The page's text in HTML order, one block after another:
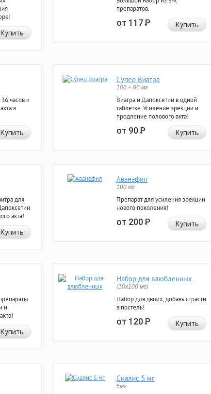
Купить
препаратов.
от 117Р Купить
часов и
в
Купить
Супер Виагра
100 + 60 мг
Виагра и Дапоксетин в одной
таблетке. Усиление эрекции и
продление полового акта!
от 90Р Купить
для
акта!
Купить
Аванафил
100 мг
Препарат для усиления эрекции
нового поколения!
от 200Р Купить
и
Купить
Набор для влюбленных
(10х100 мг)
Набор для двоих, добавь страсти
в постель!
от 120Р Купить
Сиалис 5 мг
5мг